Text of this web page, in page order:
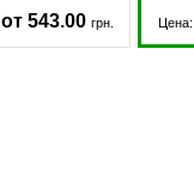
от 543.00 грн. Цена: